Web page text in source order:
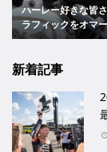
ハーレー好きな皆
ラフィックをオマ
新着記事